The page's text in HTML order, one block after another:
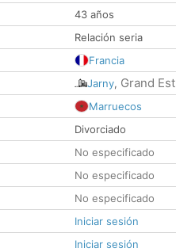
43 años
Relación seria
Francia
Jarny, Grand Est
Marruecos
Divorciado
No especificado
No especificado
No especificado
Iniciar sesión
Iniciar sesión